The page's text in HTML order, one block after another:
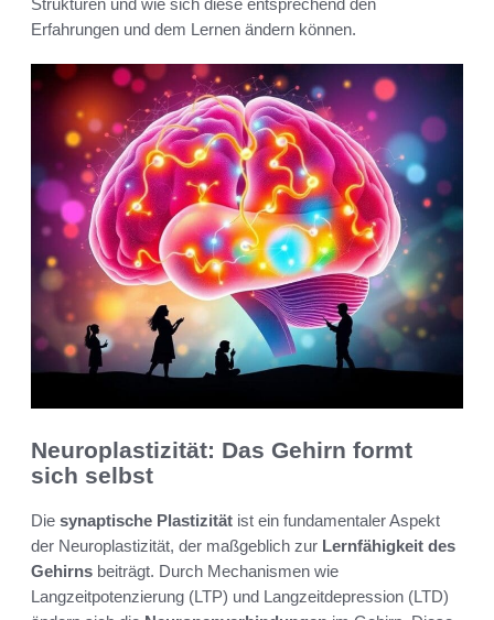
Erfahrungen und dem Lernen ändern können.
Neuroplastizität: Das Gehirn formt
sich selbst
Die synaptische Plastizität ist ein fundamentaler Aspekt
der Neuroplastizität, der maßgeblich zur Lernfähigkeit des
Gehirns beiträgt. Durch Mechanismen wie
Langzeitpotenzierung (LTP) und Langzeitdepression (LTD)